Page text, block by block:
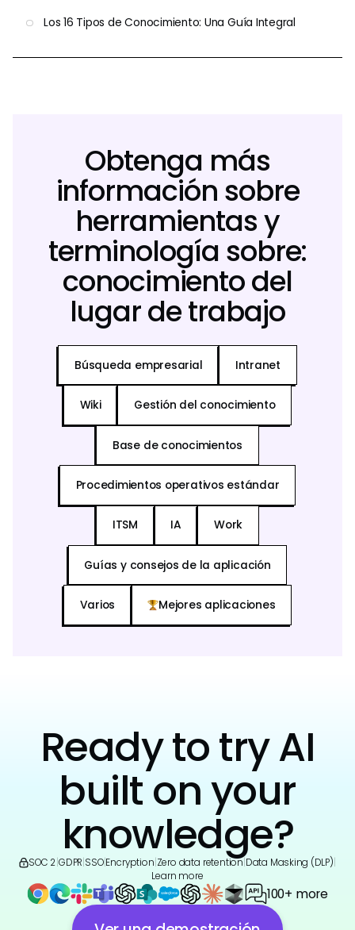
Los 16 Tipos de Conocimiento: Una Guía Integral
Obtenga más
información sobre
herramientas y
terminología sobre:
conocimiento del
lugar de trabajo
Búsqueda empresarial Intranet
Wiki Gestión del conocimiento
Base de conocimientos
Procedimientos operativos estándar
ITSM IA Work
Guías y consejos de la aplicación
Varios Mejores aplicaciones
Ready to try AI
built on your
knowledge?
SOC 2|GDPR|SSO|Encryption|Zero data retention|Data Masking (DLP)|
Learn more
100+ more